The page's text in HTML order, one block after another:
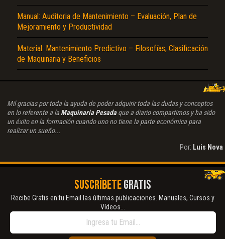
Manual: Auditoria de Mantenimiento – Evaluación, Plan de
Mejoramiento y Productividad
Material: Mantenimiento Predictivo – Filosofías, Clasificación
de Maquinaria y Beneficios
Mil gracias por toda la ayuda de poder adquirir toda las dudas y conceptos
en lo referente a la Maquinaria Pesadaque a diario compartimos y ha sido
un éxito en la formación cuando uno no tiene la parte económica para
realizar un sueño...
Por: Luis Nova
SUSCRÍBETEGRATIS
Recibe Gratis en tu Email las últimas publicaciones. Manuales, Cursos y
Vídeos...